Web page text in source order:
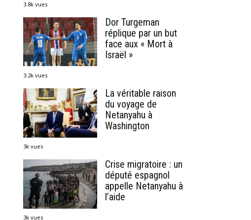
3.8k vues
Dor Turgeman
réplique par un but
face aux « Mort à
Israël »
3.2k vues
La véritable raison
du voyage de
Netanyahu à
Washington
3k vues
Crise migratoire : un
député espagnol
appelle Netanyahu à
l’aide
3k vues